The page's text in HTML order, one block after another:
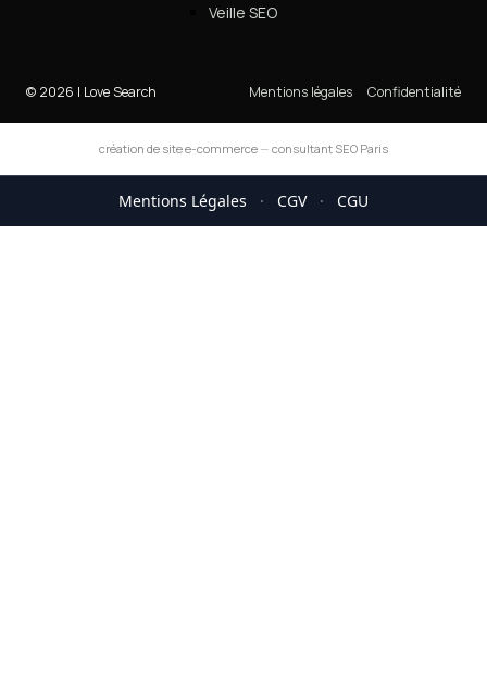
Veille SEO
© 2026 I Love Search Mentions légales Confidentialité
création de site e-commerce — consultant SEO Paris
Mentions Légales · CGV · CGU